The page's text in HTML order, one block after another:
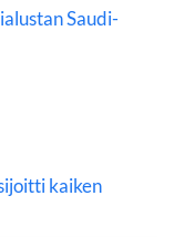
Saudi-
kaiken